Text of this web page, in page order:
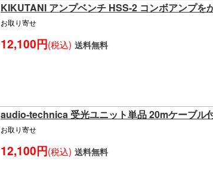
KIKUTANI アンプベンチ HSS-2 コンボアンプを
お取り寄せ
12,100円(税込) 送料無料
audio-technica 受光ユニット単品 20mケーブル
お取り寄せ
12,100円(税込) 送料無料